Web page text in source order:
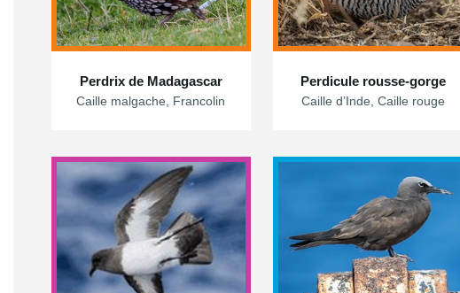
Perdrix de Madagascar
Caille malgache, Francolin
Perdicule rousse-gorge
Caille d’Inde, Caille rouge